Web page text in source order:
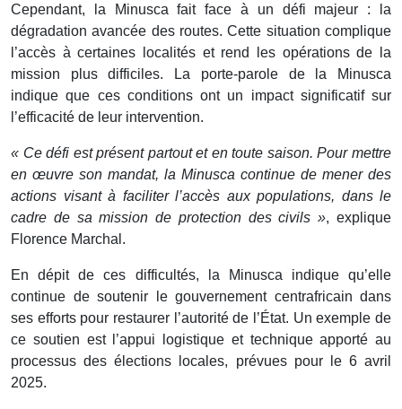
Cependant, la Minusca fait face à un défi majeur : la
dégradation avancée des routes. Cette situation complique
l’accès à certaines localités et rend les opérations de la
mission plus difficiles. La porte-parole de la Minusca
indique que ces conditions ont un impact significatif sur
l’efficacité de leur intervention.
« Ce défi est présent partout et en toute saison. Pour mettre
en œuvre son mandat, la Minusca continue de mener des
actions visant à faciliter l’accès aux populations, dans le
cadre de sa mission de protection des civils », explique
Florence Marchal.
En dépit de ces difficultés, la Minusca indique qu’elle
continue de soutenir le gouvernement centrafricain dans
ses efforts pour restaurer l’autorité de l’État. Un exemple de
ce soutien est l’appui logistique et technique apporté au
processus des élections locales, prévues pour le 6 avril
2025.